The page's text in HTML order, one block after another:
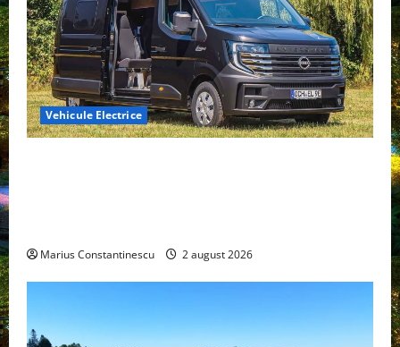
Vehicule Electrice
Marius Constantinescu 2 august 2026